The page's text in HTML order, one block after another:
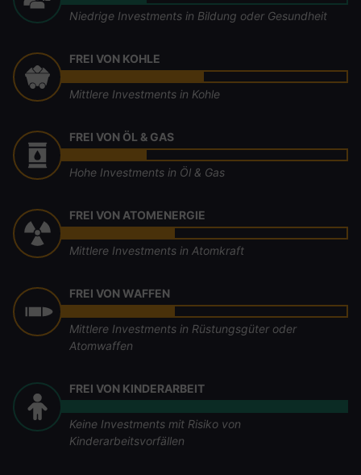
Niedrige Investments in Bildung oder Gesundheit
FREI VON KOHLE
Mittlere Investments in Kohle
FREI VON ÖL & GAS
Hohe Investments in Öl & Gas
FREI VON ATOMENERGIE
Mittlere Investments in Atomkraft
FREI VON WAFFEN
Mittlere Investments in Rüstungsgüter oder
Atomwaffen
FREI VON KINDERARBEIT
Keine Investments mit Risiko von
Kinderarbeitsvorfällen